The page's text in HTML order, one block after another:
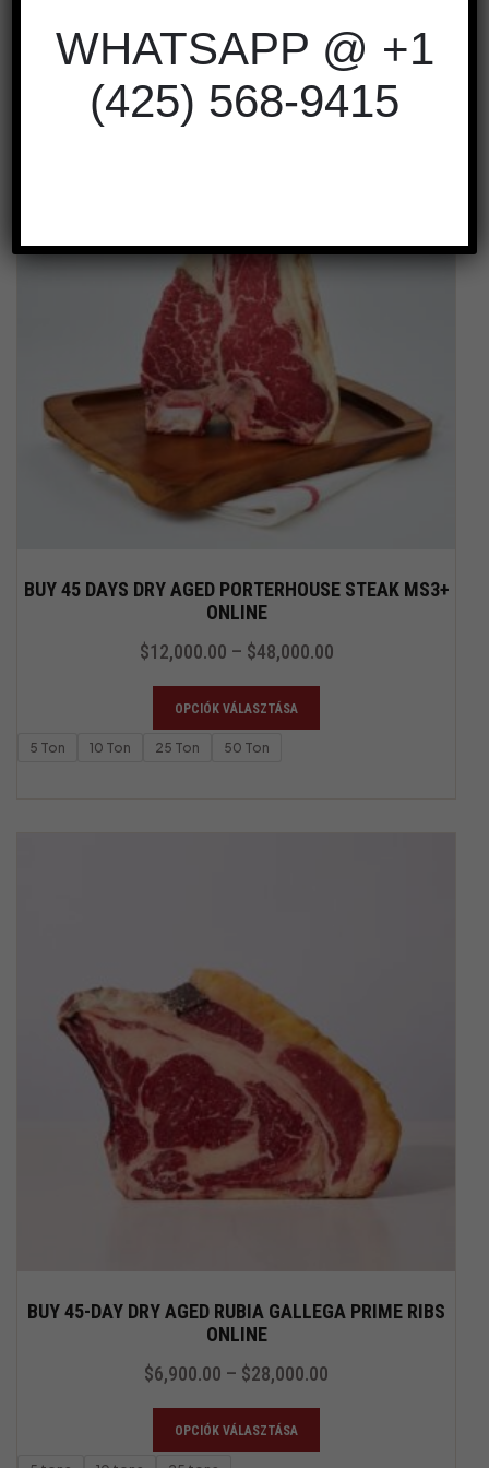
BUY 45 DAYS DRY AGED PORTERHOUSE STEAK MS3+
ONLINE
$12,000.00 – $48,000.00
OPCIÓK VÁLASZTÁSA
5 Ton 10 Ton 25 Ton 50 Ton
BUY 45-DAY DRY AGED RUBIA GALLEGA PRIME RIBS
ONLINE
$6,900.00 – $28,000.00
OPCIÓK VÁLASZTÁSA
WHATSAPP @ +1
(425) 568-9415